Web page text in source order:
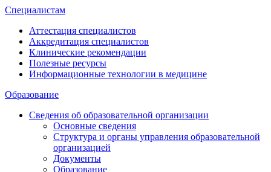
Специалистам
Аттестация специалистов
Аккредитация специалистов
Клинические рекомендации
Полезные ресурсы
Информационные технологии в медицине
Образование
Сведения об образовательной организации
Основные сведения
Структура и органы управления образовательной
организацией
Документы
Образование